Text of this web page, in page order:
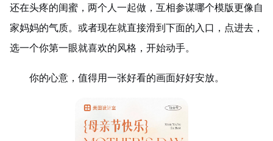
还在头疼的闺蜜，两个人一起做，互相参谋哪个模版更像自
家妈妈的气质。或者现在就直接滑到下面的入口，点进去，
选一个你第一眼就喜欢的风格，开始动手。
你的心意，值得用一张好看的画面好好安放。